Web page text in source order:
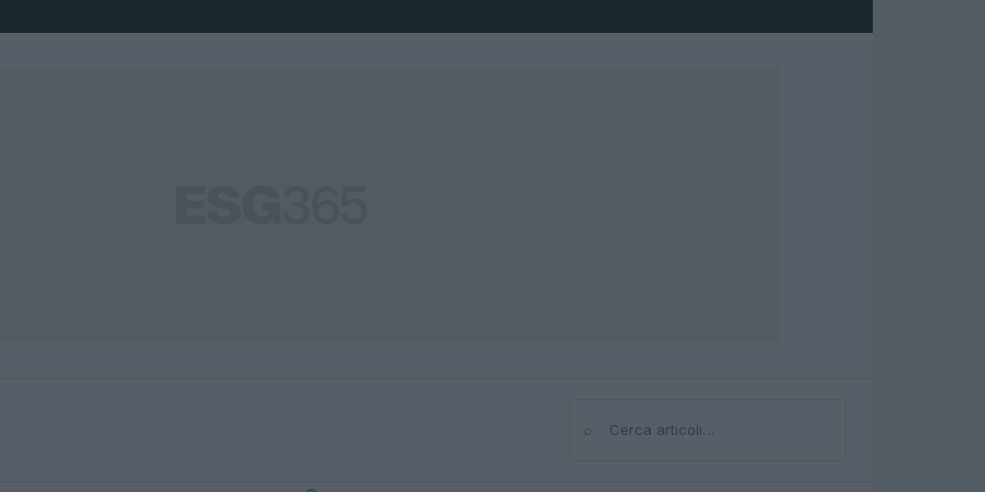
⌕Cerca